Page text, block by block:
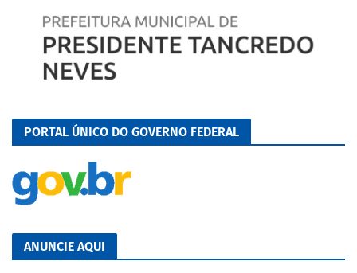
PORTAL ÚNICO DO GOVERNO FEDERAL
ANUNCIE AQUI